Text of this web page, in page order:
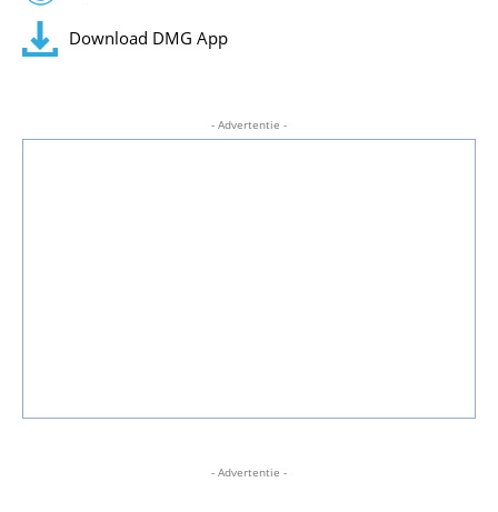
Download DMG App
- Advertentie -
- Advertentie -